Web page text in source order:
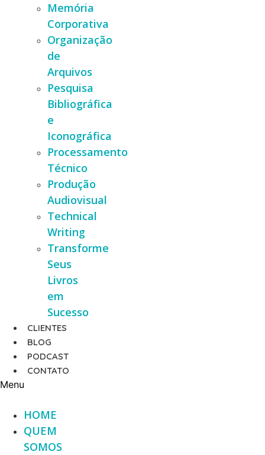
Memória
Corporativa
Organização
de
Arquivos
Pesquisa
Bibliográfica
e
Iconográfica
Processamento
Técnico
Produção
Audiovisual
Technical
Writing
Transforme
Seus
Livros
em
Sucesso
CLIENTES
BLOG
PODCAST
CONTATO
Menu
HOME
QUEM
SOMOS